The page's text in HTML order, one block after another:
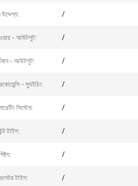
/
- আউটপুট: /
- আউটপুট: /
- স্যুইচিং: /
সিস্টেম: /
টাইপ: /
/
টাইপ: /